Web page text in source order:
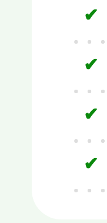
✔︎
✔︎
✔︎
✔︎